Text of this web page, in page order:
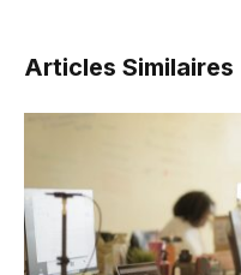
Articles Similaires